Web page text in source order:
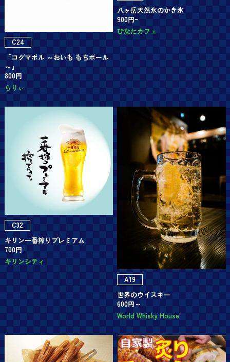
C24
「コグマボル ～おいも もちボール
～」
800円
らりぃ
八ヶ岳天然氷のかき氷
900円~
ひなたカフェ
C32
キリン一番搾りプレミアム
700円
キリンシティ
A19
世界のウイスキー
600円～
World Whisky House